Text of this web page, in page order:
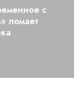
с
ломает